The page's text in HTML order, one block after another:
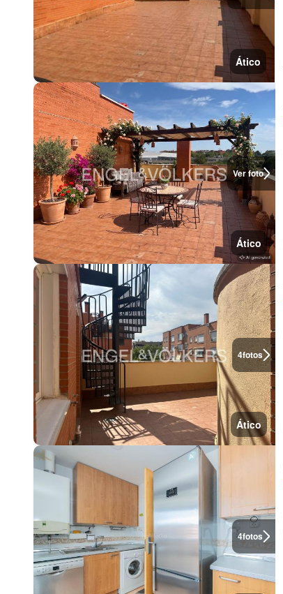
Ático
Ver foto
Ático
4fotos
Ático
4fotos